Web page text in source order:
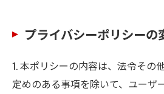
プライバシーポリシーの
1. 本ポリシーの内容は、法令その
定めのある事項を除いて、ユーザ